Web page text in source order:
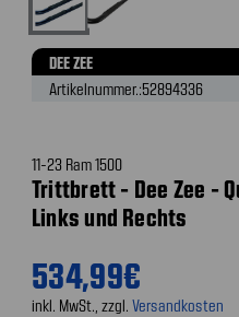
DEE ZEE
Artikelnummer.:52894336
11-23 Ram 1500
Trittbrett - Dee Zee -
Links und Rechts
534,99€
inkl. MwSt., zzgl. Versandkosten